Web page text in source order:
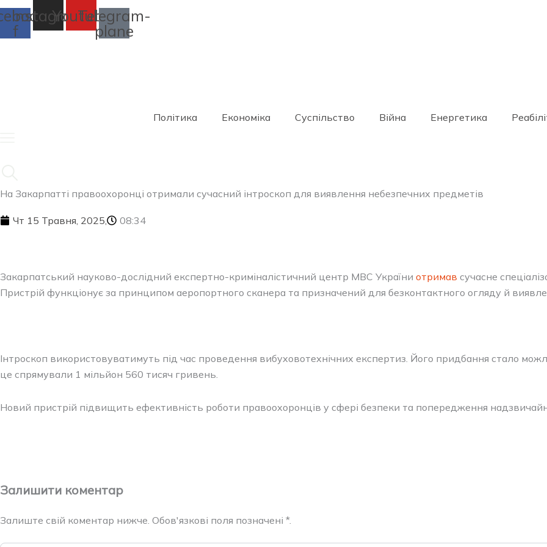
Перейти
до
вмісту
f
Instagram
Youtube
Telegram-
plane
Політика Економіка Суспільство Війна Енергетика
На Закарпатті правоохоронці отримали сучасний інтроскоп для виявлення небезпечних предметів
Чт 15 Травня, 2025, 08:34
Закарпатський науково-дослідний експертно-криміналістичний центр МВС України отримав сучасне
Пристрій функціонує за принципом аеропортного сканера та призначений для безконтактного огляду й
Інтроскоп використовуватимуть під час проведення вибуховотехнічних експертиз. Його придбання стало
це спрямували 1 мільйон 560 тисяч гривень.
Новий пристрій підвищить ефективність роботи правоохоронців у сфері безпеки та попередження
Залишити коментар
Залиште свій коментар нижче. Обов'язкові поля позначені *.